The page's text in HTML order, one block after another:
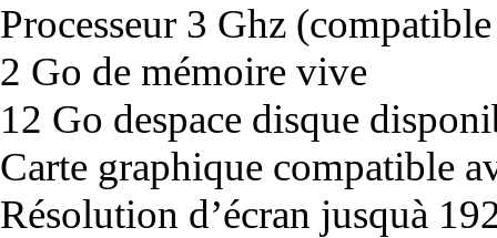
Processeur 3 Ghz
2 Go de mémoire vive
12 Go despace disque
Carte graphique compatible
Résolution d’écran jusquà